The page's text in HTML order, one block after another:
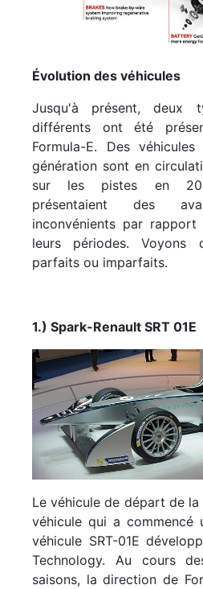
Évolution des véhicules
Jusqu'à présent, deux
différents ont été
Formula-E. Des
génération sont en
sur les pistes en
présentaient des
inconvénients par
leurs périodes.
parfaits ou imparfaits.
1.) Spark-Renault SRT 01E
Le véhicule de départ de
véhicule qui a commencé
véhicule SRT-01E
Technology. Au cours
saisons, la direction de